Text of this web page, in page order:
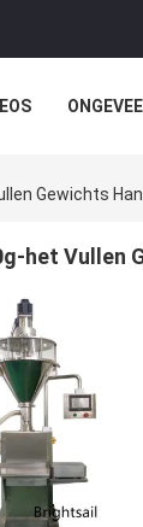
Gewichts
het Vullen